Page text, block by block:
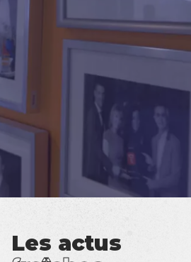
Événements
Partenaires
Les actus